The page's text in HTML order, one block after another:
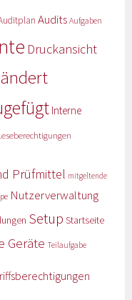
Audits Aufgaben
Druckansicht
Interne
Prüfmittel mitgeltende
Nutzerverwaltung
Setup Startseite
Geräte Teilaufgabe